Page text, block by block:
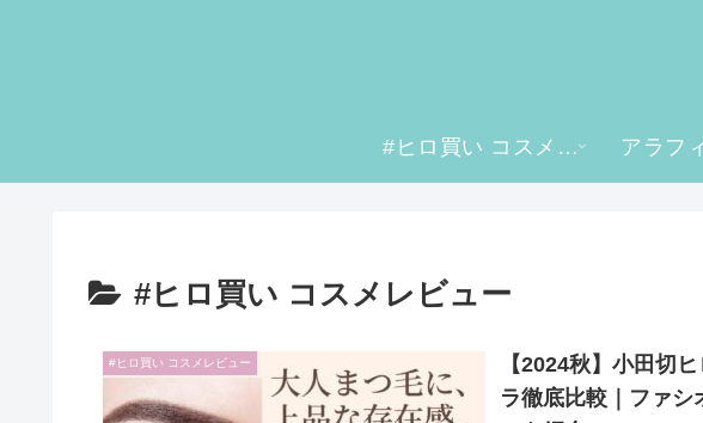
#ヒロ買い コスメレビュー アラフ
#ヒロ買い コスメレビュー
#ヒロ買い コスメレビュー
【2024秋】小田切
ラ徹底比較｜ファ